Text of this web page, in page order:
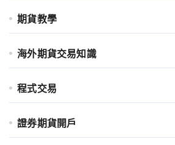
期貨教學
海外期貨交易知識
程式交易
證券期貨開戶